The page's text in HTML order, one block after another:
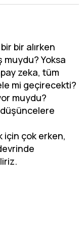
bir alırken
Yoksa
zeka, tüm
mi geçirecekti?
muydu?
için çok erken,